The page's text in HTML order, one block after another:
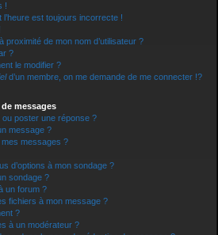
!
est toujours incorrecte !
proximité de mon nom d’utilisateur ?
?
le modifier ?
d’un membre, on me demande de me connecter !?
messages
poster une réponse ?
message ?
messages ?
d’options à mon sondage ?
sondage ?
un forum ?
fichiers à mon message ?
?
à un modérateur ?